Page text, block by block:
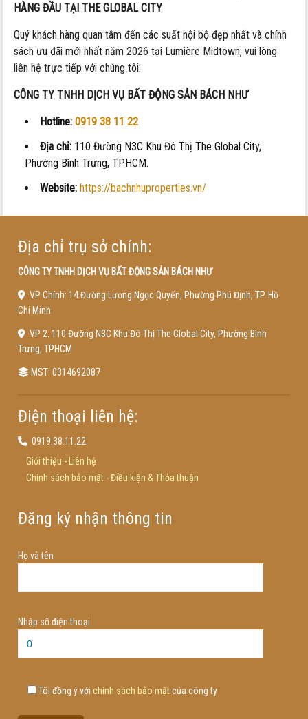
HÀNG ĐẦU TẠI THE GLOBAL CITY
Quý khách hàng quan tâm đến các suất nội bộ đẹp nhất và chính
sách ưu đãi mới nhất năm 2026 tại Lumière Midtown, vui lòng
liên hệ trực tiếp với chúng tôi:
CÔNG TY TNHH DỊCH VỤ BẤT ĐỘNG SẢN BÁCH NHƯ
Hotline:0919 38 11 22
Địa chỉ: 110 Đường N3C Khu Đô Thị The Global City,
Phường Bình Trưng, TPHCM.
Website: https://bachnhuproperties.vn/
Địa chỉ trụ sở chính:
CÔNG TY TNHH DỊCH VỤ BẤT ĐỘNG SẢN BÁCH NHƯ
VP Chính: 14 Đường Lương Ngọc Quyến, Phường Phú Định, TP. Hồ
Chí Minh
VP 2: 110 Đường N3C Khu Đô Thị The Global City, Phường Bình
Trưng, TPHCM
MST: 0314692087
Điện thoại liên hệ:
0919.38.11.22
Giới thiệu -
Liên hệ
Chính sách bảo mật-Điều kiện & Thỏa thuận
Đăng ký nhận thông tin
Họ và tên
Nhập số điện thoại
Tôi đồng ý với chính sách bảo mậtcủa công ty